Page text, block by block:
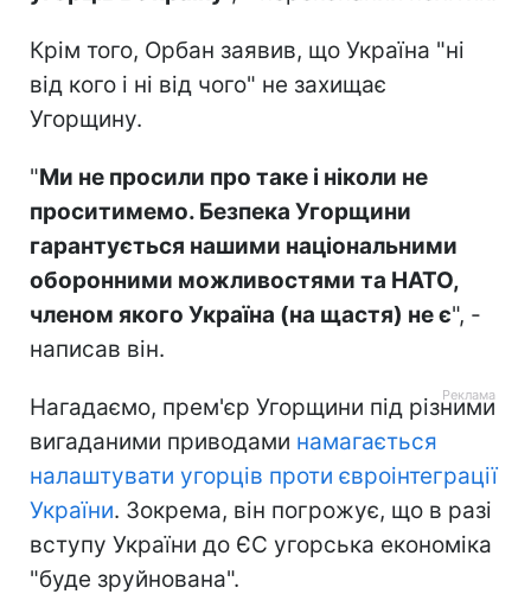
Крім того, Орбан заявив, що Україна "ні
від кого і ні від чого" не захищає
Угорщину.
"Ми не просили про таке і ніколи не
проситимемо. Безпека Угорщини
гарантується нашими національними
оборонними можливостями та НАТО,
членом якого Україна (на щастя) не є", -
написав він.
Нагадаємо, прем'єр Угорщини під різними
вигаданими приводами намагається
налаштувати угорців проти євроінтеграції
України. Зокрема, він погрожує, що в разі
вступу України до ЄС угорська економіка
"буде зруйнована".